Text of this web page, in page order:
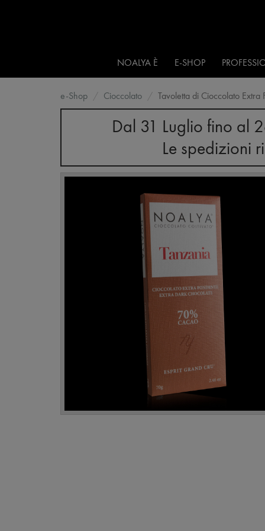
NOALYA È E-SHOP
e-Shop Cioccolato Tavoletta di Cioccolato
Dal 31 Luglio fino al
Le spedizioni